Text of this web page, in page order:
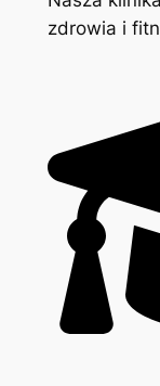
zdrowia i